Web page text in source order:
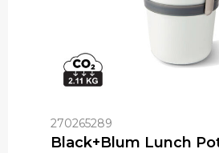
270265289
Black+Blum Lunch